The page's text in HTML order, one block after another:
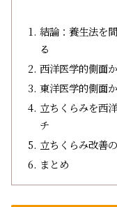
結論：養生法を
る
西洋医学的側面
東洋医学的側面
立ちくらみを西
チ
立ちくらみ改善
まとめ